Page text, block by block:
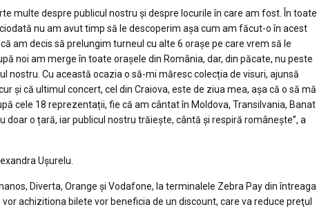
multe despre publicul nostru și despre locurile în care am fost. În toate
nu am avut timp să le descoperim așa cum am făcut-o în acest
am decis să prelungim turneul cu alte 6 orașe pe care vrem să le
noi am merge în toate orașele din România, dar, din păcate, nu peste
Cu această ocazia o să-mi măresc colecția de visuri, ajunsă
și că ultimul concert, cel din Craiova, este de ziua mea, așa că o să mă
cele 18 reprezentații, fie că am cântat în Moldova, Transilvania, Banat
doar o țară, iar publicul nostru trăiește, cântă și respiră românește”, a
Ușurelu.
Diverta, Orange și Vodafone, la terminalele Zebra Pay din întreaga
achizitiona bilete vor beneficia de un discount, care va reduce preţul